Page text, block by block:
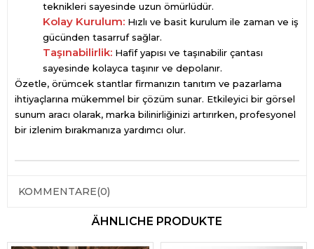
teknikleri sayesinde uzun ömürlüdür.
Kolay Kurulum: Hızlı ve basit kurulum ile zaman ve iş
gücünden tasarruf sağlar.
Taşınabilirlik: Hafif yapısı ve taşınabilir çantası
sayesinde kolayca taşınır ve depolanır.
Özetle, örümcek stantlar firmanızın tanıtım ve pazarlama
ihtiyaçlarına mükemmel bir çözüm sunar. Etkileyici bir görsel
sunum aracı olarak, marka bilinirliğinizi artırırken, profesyonel
bir izlenim bırakmanıza yardımcı olur.
KOMMENTARE(0)
ÄHNLICHE PRODUKTE